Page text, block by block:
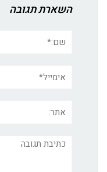
השארת תגובה
תגובה